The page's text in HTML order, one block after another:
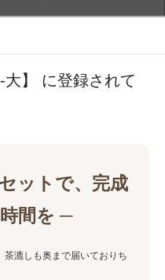
大】 に登録されて
ットで、完成
間を ─
茶漉しも奥まで届いておりち